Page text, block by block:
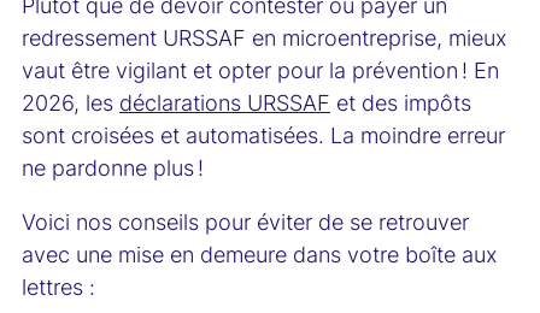
Plutôt que de devoir contester ou payer un
redressement URSSAF en microentreprise, mieux
vaut être vigilant et opter pour la prévention ! En
2026, les déclarations URSSAF et des impôts
sont croisées et automatisées. La moindre erreur
ne pardonne plus !
Voici nos conseils pour éviter de se retrouver
avec une mise en demeure dans votre boîte aux
lettres :